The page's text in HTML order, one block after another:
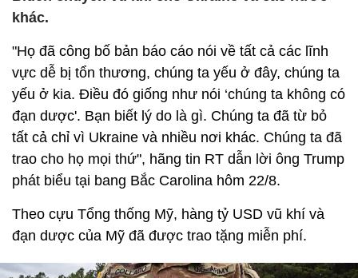
khác.
"Họ đã công bố bản báo cáo nói về tất cả các lĩnh
vực dễ bị tổn thương, chúng ta yếu ở đây, chúng ta
yếu ở kia. Điều đó giống như nói ‘chúng ta không có
đạn dược'. Bạn biết lý do là gì. Chúng ta đã từ bỏ
tất cả chỉ vì Ukraine và nhiều nơi khác. Chúng ta đã
trao cho họ mọi thứ", hãng tin RT dẫn lời ông Trump
phát biểu tại bang Bắc Carolina hôm 22/8.
Theo cựu Tổng thống Mỹ, hàng tỷ USD vũ khí và
đạn dược của Mỹ đã được trao tặng miễn phí.